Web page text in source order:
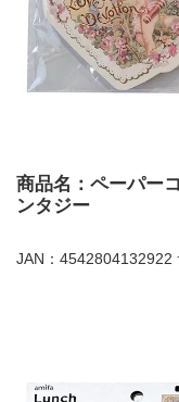
商品名：ペーパー
ンタジー
JAN：4542804132922